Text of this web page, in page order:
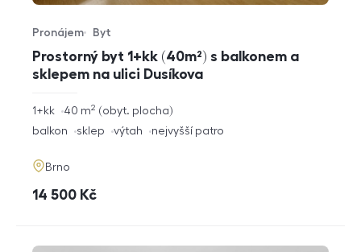
Prostorný byt 1+kk (40m²) s balkonem a
sklepem na ulici Dusíkova
Typ nabídky
Pronájem
Typ nemovitosti
Byt
rozměry
1+kk obyt. plocha
40 m2
funkce
balkon sklep výtah nejvyšší patro
adresa
Brno
cena
14 500 Kč